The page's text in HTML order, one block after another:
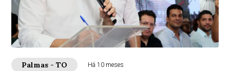
Palmas - TO Há 10 meses